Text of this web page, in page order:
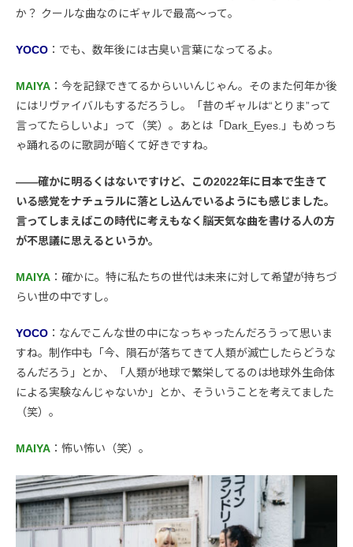
か？ クールな曲なのにギャルで最高〜って。
YOCO ：でも、数年後には古臭い言葉になってるよ。
MAIYA ：今を記録できてるからいいんじゃん。そのまた何年か後
にはリヴァイバルもするだろうし。「昔のギャルは“とりま”って
言ってたらしいよ」って（笑）。あとは「Dark_Eyes.」もめっち
ゃ踊れるのに歌詞が暗くて好きですね。
――確かに明るくはないですけど、この2022年に日本で生きて
いる感覚をナチュラルに落とし込んでいるようにも感じました。
言ってしまえばこの時代に考えもなく脳天気な曲を書ける人の方
が不思議に思えるというか。
MAIYA ：確かに。特に私たちの世代は未来に対して希望が持ちづ
らい世の中ですし。
YOCO ：なんでこんな世の中になっちゃったんだろうって思いま
すね。制作中も「今、隕石が落ちてきて人類が滅亡したらどうな
るんだろう」とか、「人類が地球で繁栄してるのは地球外生命体
による実験なんじゃないか」とか、そういうことを考えてました
（笑）。
MAIYA ：怖い怖い（笑）。